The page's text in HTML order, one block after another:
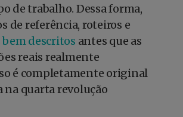
de trabalho. Dessa forma,
de referência, roteiros e
descritos antes que as
reais realmente
é completamente original
na quarta revolução